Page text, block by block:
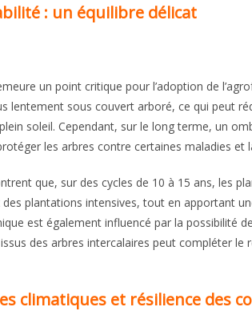
: un équilibre délicat
un point critique pour l’adoption de
lentement sous couvert arboré, ce qui peut
soleil. Cependant, sur le long terme, un
les arbres contre certaines maladies et
que, sur des cycles de 10 à 15 ans, les
plantations intensives, tout en apportant
est également influencé par la possibilité
des arbres intercalaires peut compléter
climatiques et résilience des